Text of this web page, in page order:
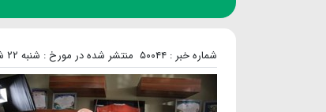
شماره خبر : ۵۰۰۴۴ منتشر شده در مورخ : شنبه ۲۲ شهریور ۱۴۰۴